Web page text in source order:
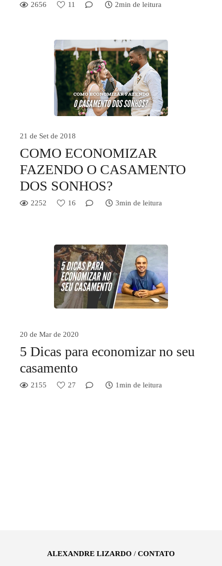
2656 11 2min de leitura
21 de Set de 2018
COMO ECONOMIZAR
FAZENDO O CASAMENTO
DOS SONHOS?
2252 16 3min de leitura
20 de Mar de 2020
5 Dicas para economizar no seu
casamento
2155 27 1min de leitura
ALEXANDRE LIZARDO / CONTATO